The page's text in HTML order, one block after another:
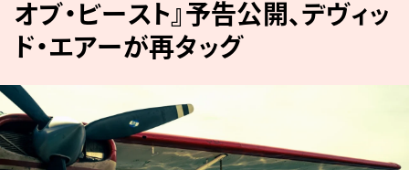
オブ・ビースト』予告公開、デヴィッ
ド・エアーが再タッグ